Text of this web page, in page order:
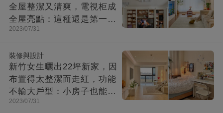
全屋整潔又清爽，電視柜成
全屋亮點：這種還是第一次
見！
2023/07/31
裝修與設計
新竹女生曬出22坪新家，因
布置得太整潔而走紅，功能
不輸大戶型：小房子也能住
出幸福感
2023/07/31